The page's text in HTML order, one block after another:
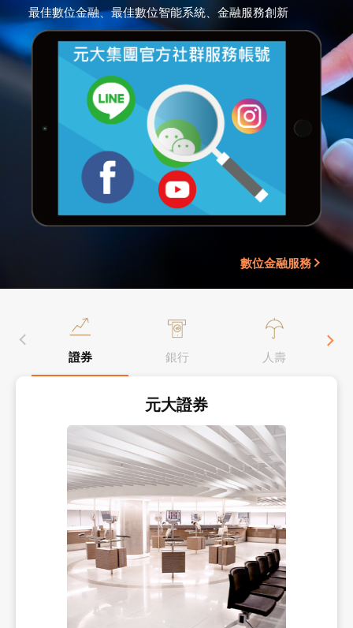
最佳數位金融、最佳數位智能系統、金融服務創新
數位金融服務
證券 銀行 人壽
元大證券